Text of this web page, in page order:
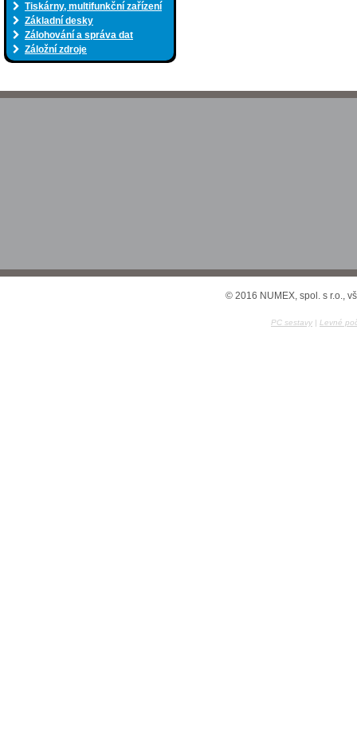
Tiskárny, multifunkční zařízení
Základní desky
Zálohování a správa dat
Záložní zdroje
© 2016 NUMEX, spol. s r.o.,
PC sestavy | Levné